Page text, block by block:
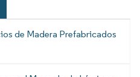
de Madera Prefabricados